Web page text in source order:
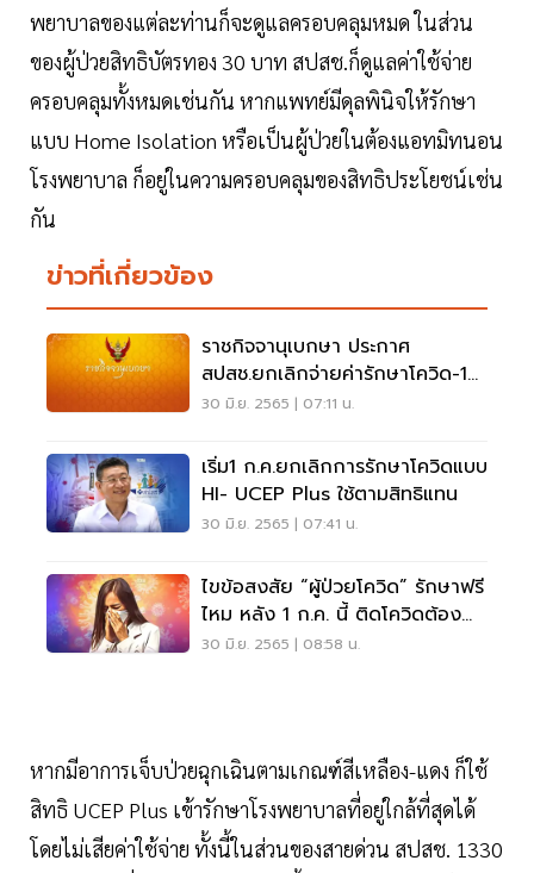
พยาบาลของแต่ละท่านก็จะดูแลครอบคลุมหมด ในส่วน
ของผู้ป่วยสิทธิบัตรทอง 30 บาท สปสช.ก็ดูแลค่าใช้จ่าย
ครอบคลุมทั้งหมดเช่นกัน หากแพทย์มีดุลพินิจให้รักษา
แบบ Home Isolation หรือเป็นผู้ป่วยในต้องแอทมิทนอน
โรงพยาบาล ก็อยู่ในความครอบคลุมของสิทธิประโยชน์เช่น
กัน
ข่าวที่เกี่ยวข้อง
ราชกิจจานุเบกษา ประกาศ
สปสช.ยกเลิกจ่ายค่ารักษาโควิด-19
มีผล 1 ก.ค.65
30 มิ.ย. 2565 | 07:11 น.
เริ่ม1 ก.ค.ยกเลิกการรักษาโควิดแบบ
HI- UCEP Plus ใช้ตามสิทธิแทน
30 มิ.ย. 2565 | 07:41 น.
ไขข้อสงสัย “ผู้ป่วยโควิด” รักษาฟรี
ไหม หลัง 1 ก.ค. นี้ ติดโควิดต้องทำ
อย่างไร
30 มิ.ย. 2565 | 08:58 น.
หากมีอาการเจ็บป่วยฉุกเฉินตามเกณฑ์สีเหลือง-แดง ก็ใช้
สิทธิ UCEP Plus เข้ารักษาโรงพยาบาลที่อยู่ใกล้ที่สุดได้
โดยไม่เสียค่าใช้จ่าย ทั้งนี้ในส่วนของสายด่วน สปสช. 1330